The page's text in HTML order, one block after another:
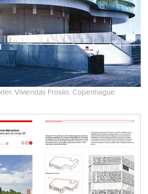
Viviendas Frosilo. Copenhague.